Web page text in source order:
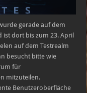
gerade auf dem
ist dort bis zum 23. April
auf dem Testrealm
besucht bitte wie
für
mitzuteilen.
Benutzeroberfläche